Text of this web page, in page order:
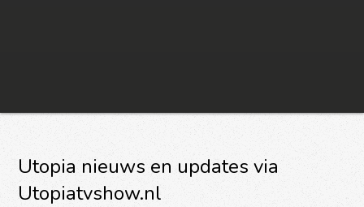
Utopia nieuws en updates via
Utopiatvshow.nl